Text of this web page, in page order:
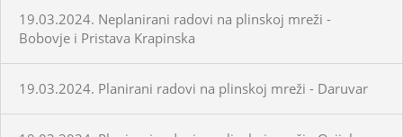
19.03.2024. Neplanirani radovi na plinskoj mreži -
Bobovje i Pristava Krapinska
19.03.2024. Planirani radovi na plinskoj mreži - Daruvar